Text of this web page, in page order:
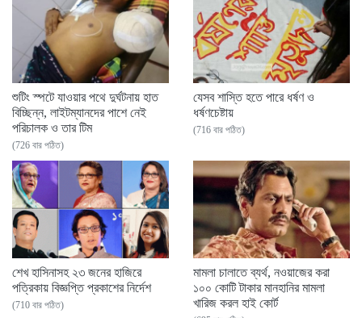
শুটিং স্পটে যাওয়ার পথে দুর্ঘটনায় হাত
বিচ্ছিন্ন, লাইটম্যানদের পাশে নেই
পরিচালক ও তার টিম
(726 বার পঠিত)
যেসব শাস্তি হতে পারে ধর্ষণ ও
ধর্ষণচেষ্টায়
(716 বার পঠিত)
শেখ হাসিনাসহ ২৩ জনের হাজিরে
পত্রিকায় বিজ্ঞপ্তি প্রকাশের নির্দেশ
(710 বার পঠিত)
মামলা চালাতে ব্যর্থ, নওয়াজের করা
১০০ কোটি টাকার মানহানির মামলা
খারিজ করল হাই কোর্ট